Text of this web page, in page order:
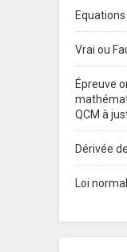
Vrai ou
Épreuve
QCM à
Dérivée
Loi